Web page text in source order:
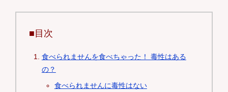
■目次
食べられませんを食べちゃった！ 毒性はある
の？
食べられませんに毒性はない